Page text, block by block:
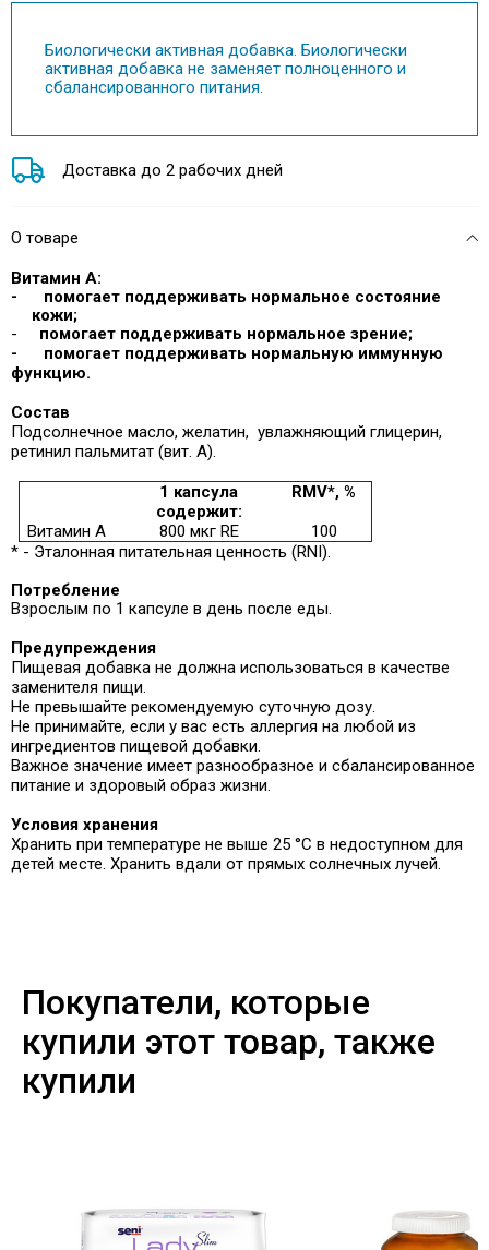
Биологически активная добавка. Биологически
активная добавка не заменяет полноценного и
сбалансированного питания.
Доставка до 2 рабочих дней
О товаре
Витамин А:
-
помогает поддерживать нормальное состояние
кожи;
-
помогает поддерживать нормальное зрение;
-
помогает поддерживать нормальную иммунную
функцию.
Состав
Подсолнечное масло, желатин, увлажняющий глицерин,
ретинил пальмитат (вит. А).
1 капсула
содержит:
RMV*, %
Витамин А
800 мкг RE
100
* - Эталонная питательная ценность (RNI).
Потребление
Взрослым по 1 капсуле в день после еды.
Предупреждения
Пищевая добавка не должна использоваться в качестве
заменителя пищи.
Не превышайте рекомендуемую суточную дозу.
Не принимайте, если у вас есть аллергия на любой из
ингредиентов пищевой добавки.
Важное значение имеет разнообразное и сбалансированное
питание и здоровый образ жизни.
Условия хранения
Хранить при температуре не выше 25 °C в недоступном для
детей месте. Хранить вдали от прямых солнечных лучей.
Покупатели, которые
купили этот товар, также
купили